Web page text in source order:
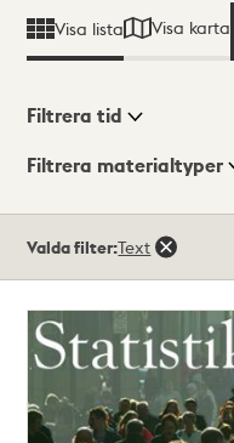
Visa lista Visa karta
Visningsläge
Filtrera tid
Filtrera materialtyper
1130träffar
Valda filter:Text